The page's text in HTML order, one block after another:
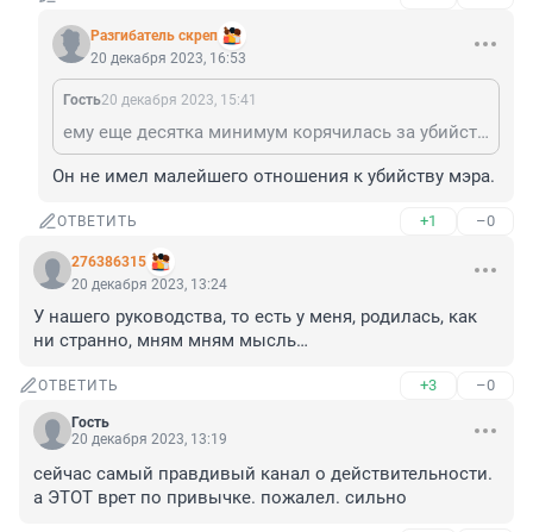
Разгибатель скреп
20 декабря 2023, 16:53
Гость20 декабря 2023, 15:41
ему еще десятка минимум корячилась за убийство мэра
Он не имел малейшего отношения к убийству мэра.
ОТВЕТИТЬ +1 –0
276386315
20 декабря 2023, 13:24
У нашего руководства, то есть у меня, родилась, как
ни странно, мням мням мысль…
ОТВЕТИТЬ +3 –0
Гость
20 декабря 2023, 13:19
сейчас самый правдивый канал о действительности.
а ЭТОТ врет по привычке. пожалел. сильно